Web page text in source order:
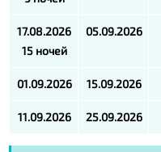
17.08.2026
15 ночей
05.09.2026
01.09.2026 15.09.2026
11.09.2026 25.09.2026